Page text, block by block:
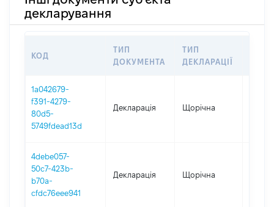
декларування
КОД
ТИП
ДОКУМЕНТА
ТИП
ДЕКЛАРАЦІЇ
1a042679-
f391-4279-
80d5-
5749fdead13d
Декларація Щорічна
4debe057-
50c7-423b-
b70a-
cfdc76eee941
Декларація Щорічна